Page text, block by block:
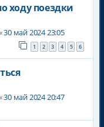
ходу поездки
30 май 2024 23:05
1 2 3 4 5 6
30 май 2024 20:47